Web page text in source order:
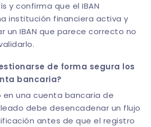
y confirma que el IBAN
institución financiera activa y
un IBAN que parece correcto no
de forma segura los
bancaria?
en una cuenta bancaria de
debe desencadenar un flujo
antes de que el registro